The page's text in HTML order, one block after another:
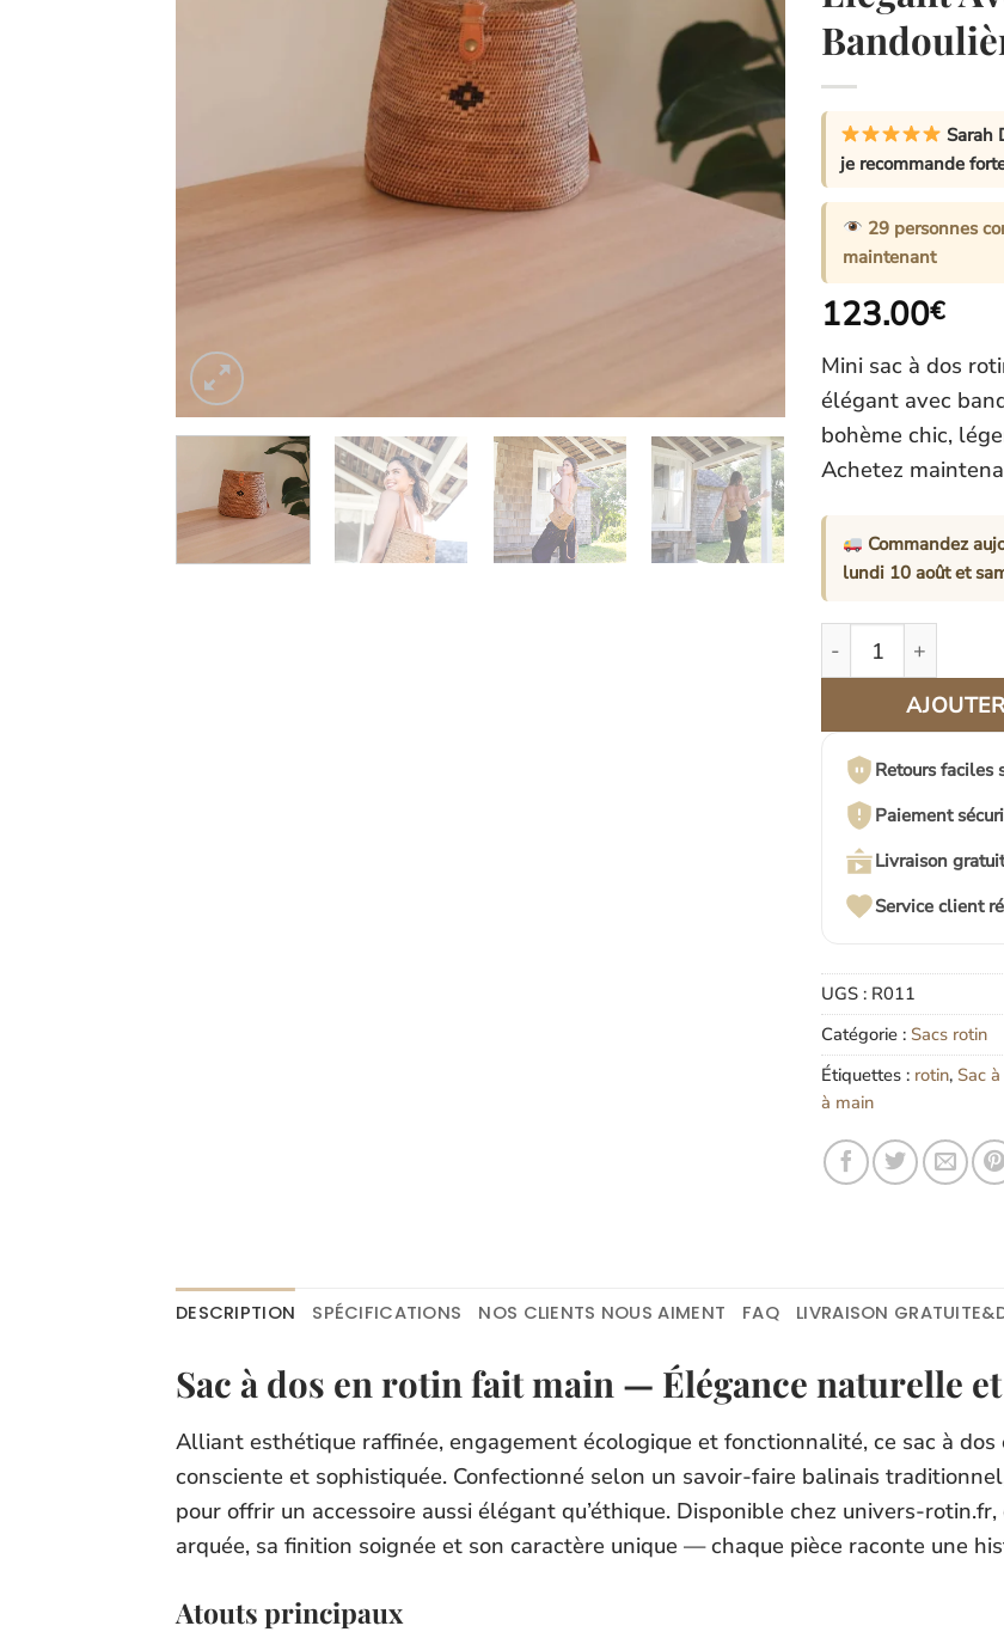
Sarah
je recommande
29 personnes
maintenant
123.00€
Mini sac à dos
élégant avec
bohème chic,
Achetez
Commandez
lundi 10 aoûtet
quantité de Mini
Retours faciles
Paiement
Livraison
Service client
UGS : R011
Catégorie : Sacs rotin
Étiquettes : rotin, Sac
à main
DESCRIPTION SPÉCIFICATIONS NOS CLIENTS NOUS AIMENT FAQ LIVRAISON
Sac à dos en rotin fait main — Élégance naturelle
Alliant esthétique raffinée, engagement écologique et fonctionnalité, ce sac à
consciente et sophistiquée. Confectionné selon un savoir-faire balinais
pour offrir un accessoire aussi élégant qu’éthique. Disponible chez univers-
arquée, sa finition soignée et son caractère unique — chaque pièce raconte une
Atouts principaux